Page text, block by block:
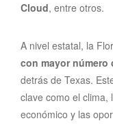
Cloud, entre otros.
A nivel estatal, la
con mayor número
detrás de Texas.
clave como el clima,
económico y las